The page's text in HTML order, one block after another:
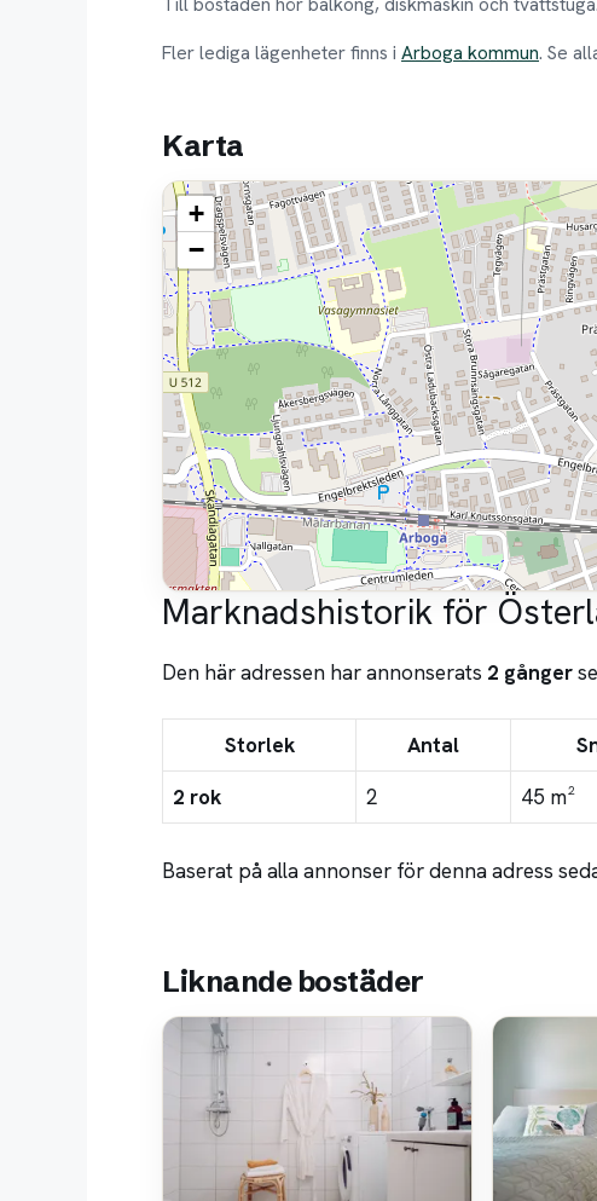
Fler lediga lägenheter finns i Arboga kommun. Se
Karta
+
−
Marknadshistorik för
Den här adressen har annonserats 2 gånger
Storlek Antal
2 rok
2 45 m²
Baserat på alla annonser för denna adress
Liknande bostäder